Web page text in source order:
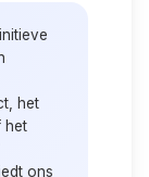
het
het
ons